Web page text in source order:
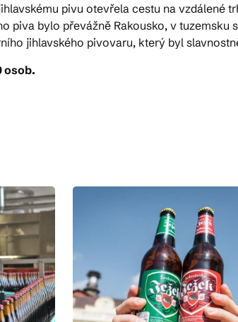
pivu otevřela cestu na vzdálené
bylo převážně Rakousko, v tuzemsku
jihlavského pivovaru, který byl
osob.